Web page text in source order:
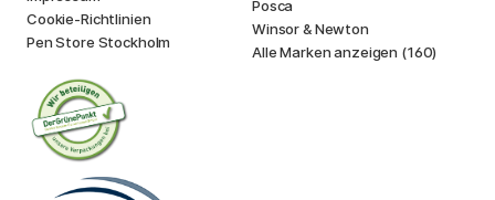
Cookie-Richtlinien
Pen Store Stockholm
Posca
Winsor & Newton
Alle Marken anzeigen (160)